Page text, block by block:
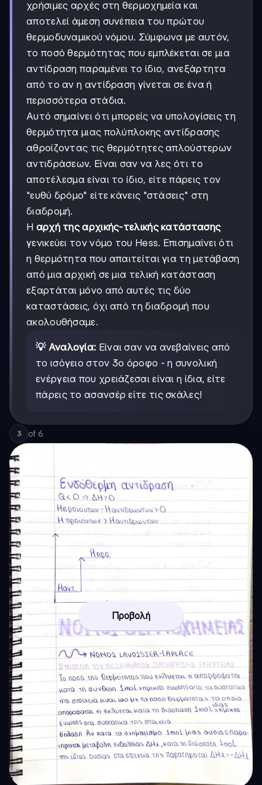
χρήσιμες αρχές στη θερμοχημεία και
αποτελεί άμεση συνέπεια του πρώτου
θερμοδυναμικού νόμου. Σύμφωνα με αυτόν,
το ποσό θερμότητας που εμπλέκεται σε μια
αντίδραση παραμένει το ίδιο, ανεξάρτητα
από το αν η αντίδραση γίνεται σε ένα ή
περισσότερα στάδια.
Αυτό σημαίνει ότι μπορείς να υπολογίσεις τη
θερμότητα μιας πολύπλοκης αντίδρασης
αθροίζοντας τις θερμότητες απλούστερων
αντιδράσεων. Είναι σαν να λες ότι το
αποτέλεσμα είναι το ίδιο, είτε πάρεις τον
"ευθύ δρόμο" είτε κάνεις "στάσεις" στη
διαδρομή.
Η αρχή της αρχικής-τελικής κατάστασης
γενικεύει τον νόμο του Hess. Επισημαίνει ότι
η θερμότητα που απαιτείται για τη μετάβαση
από μια αρχική σε μια τελική κατάσταση
εξαρτάται μόνο από αυτές τις δύο
καταστάσεις, όχι από τη διαδρομή που
ακολουθήσαμε.
💡 Αναλογία: Είναι σαν να ανεβαίνεις από
το ισόγειο στον 3ο όροφο - η συνολική
ενέργεια που χρειάζεσαι είναι η ίδια, είτε
πάρεις το ασανσέρ είτε τις σκάλες!
3 of 6
Προβολή